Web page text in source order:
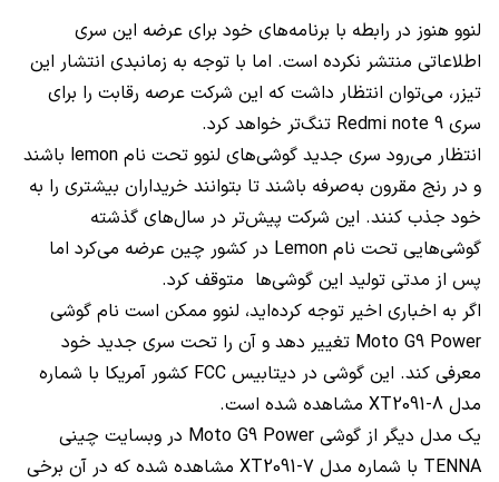
لنوو هنوز در رابطه با برنامه‌های خود برای عرضه این سری
اطلاعاتی منتشر نکرده است. اما با توجه به زمانبدی انتشار این
تیزر، می‌توان انتظار داشت که این شرکت عرصه رقابت را برای
سری Redmi note 9 تنگ‌تر خواهد کرد.
انتظار می‌رود سری جدید گوشی‌های لنوو تحت نام lemon باشند
و در رنج مقرون به‌صرفه باشند تا بتوانند خریداران بیشتری را به
خود جذب کنند. این شرکت پیش‌تر در سال‌های گذشته
گوشی‌هایی تحت نام Lemon در کشور چین عرضه می‌کرد اما
پس از مدتی تولید این گوشی‌ها متوقف کرد.
اگر به اخباری اخیر توجه کرده‌اید، لنوو ممکن است نام گوشی
Moto G9 Power تغییر دهد و آن را تحت سری جدید خود
معرفی کند. این گوشی در دیتابیس FCC کشور آمریکا با شماره
مدل XT2091-8 مشاهده شده است.
یک مدل دیگر از گوشی Moto G9 Power در وبسایت چینی
TENNA با شماره مدل XT2091-7 مشاهده شده که در آن برخی